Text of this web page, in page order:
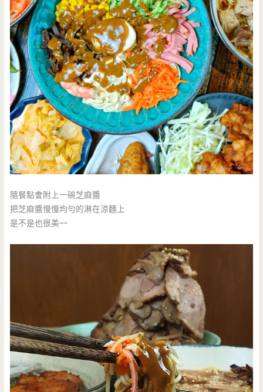
隨餐點會附上一碗芝麻醬
把芝麻醬慢慢均勻的淋在涼麵上
是不是也很美~~